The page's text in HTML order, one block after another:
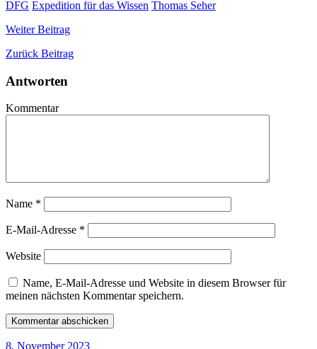
DFG Expedition für das Wissen Thomas Seher
WeiterBeitrag
Zurück Beitrag
Antworten
Kommentar
Name *
E-Mail-Adresse *
Website
Name, E-Mail-Adresse und Website in diesem Browser für
meinen nächsten Kommentar speichern.
8. November 2023